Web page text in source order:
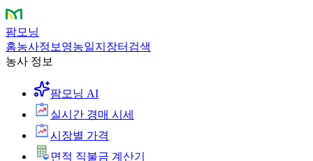
팜모닝
홈농사정보 영농일지 장터 검색
농사 정보
팜모닝 AI
실시간 경매 시세
시장별 가격
면적 직불금 계산기